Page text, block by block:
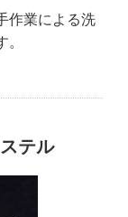
作業による洗
テル